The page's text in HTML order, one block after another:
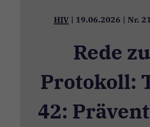
HIV | 19.06.2026 | Nr.
Rede zu
Protokoll:
42:
helfen
wie
indem